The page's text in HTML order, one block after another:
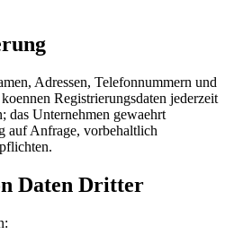
Adressen, Telefonnummern und
Registrierungsdaten jederzeit
das Unternehmen gewaehrt
auf Anfrage, vorbehaltlich
Daten Dritter